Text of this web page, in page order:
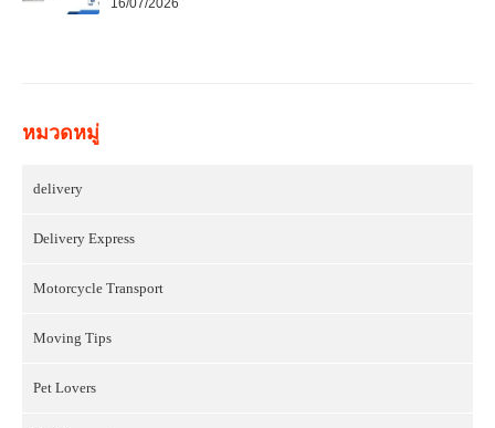
16/07/2026
หมวดหมู่
delivery
Delivery Express
Motorcycle Transport
Moving Tips
Pet Lovers